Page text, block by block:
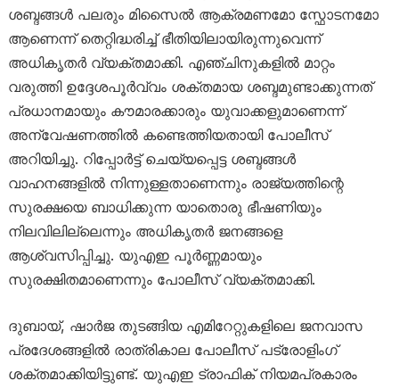
ശബ്ദങ്ങൾ പലരും മിസൈൽ ആക്രമണമോ സ്ഫോടനമോ
ആണെന്ന് തെറ്റിദ്ധരിച്ച് ഭീതിയിലായിരുന്നുവെന്ന്
അധികൃതർ വ്യക്തമാക്കി. എഞ്ചിനുകളിൽ മാറ്റം
വരുത്തി ഉദ്ദേശപൂർവ്വം ശക്തമായ ശബ്ദമുണ്ടാക്കുന്നത്
പ്രധാനമായും കൗമാരക്കാരും യുവാക്കളുമാണെന്ന്
അന്വേഷണത്തിൽ കണ്ടെത്തിയതായി പോലീസ്
അറിയിച്ചു. റിപ്പോർട്ട് ചെയ്യപ്പെട്ട ശബ്ദങ്ങൾ
വാഹനങ്ങളിൽ നിന്നുള്ളതാണെന്നും രാജ്യത്തിന്റെ
സുരക്ഷയെ ബാധിക്കുന്ന യാതൊരു ഭീഷണിയും
നിലവിലില്ലെന്നും അധികൃതർ ജനങ്ങളെ
ആശ്വസിപ്പിച്ചു. യുഎഇ പൂർണ്ണമായും
സുരക്ഷിതമാണെന്നും പോലീസ് വ്യക്തമാക്കി.
ദുബായ്, ഷാർജ തുടങ്ങിയ എമിറേറ്റുകളിലെ ജനവാസ
പ്രദേശങ്ങളിൽ രാത്രികാല പോലീസ് പട്രോളിംഗ്
ശക്തമാക്കിയിട്ടുണ്ട്. യുഎഇ ട്രാഫിക് നിയമപ്രകാരം